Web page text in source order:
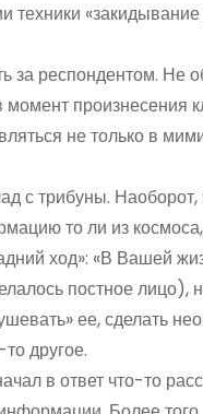
за респондентом. Не
момент
не только в
с трибуны.
то ли из
ход»: «В
постное
ее, сделать
другое.
в ответ что-то